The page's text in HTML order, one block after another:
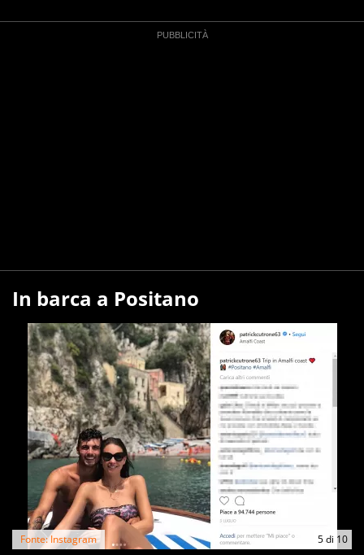
In barca a Positano
5di 10
Fonte: Instagram